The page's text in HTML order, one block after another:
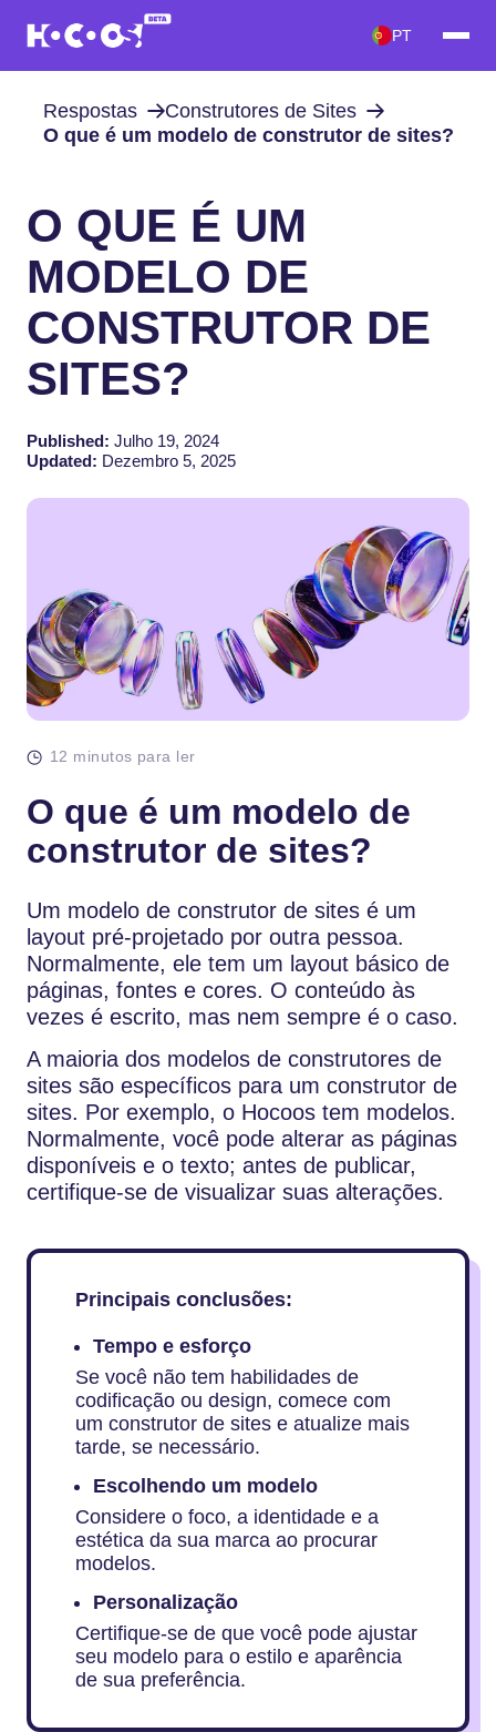
PT
Respostas
Construtores de Sites
O que é um modelo de construtor de sites?
O QUE É UM
MODELO DE
CONSTRUTOR DE
SITES?
Published: Julho 19, 2024
Updated: Dezembro 5, 2025
12 minutos para ler
O que é um modelo de
construtor de sites?
Um modelo de construtor de sites é um
layout pré-projetado por outra pessoa.
Normalmente, ele tem um layout básico de
páginas, fontes e cores. O conteúdo às
vezes é escrito, mas nem sempre é o caso.
A maioria dos modelos de construtores de
sites são específicos para um construtor de
sites. Por exemplo, o Hocoos tem modelos.
Normalmente, você pode alterar as páginas
disponíveis e o texto; antes de publicar,
certifique-se de visualizar suas alterações.
Principais conclusões:
Tempo e esforço
Se você não tem habilidades de
codificação ou design, comece com
um construtor de sites e atualize mais
tarde, se necessário.
Escolhendo um modelo
Considere o foco, a identidade e a
estética da sua marca ao procurar
modelos.
Personalização
Certifique-se de que você pode ajustar
seu modelo para o estilo e aparência
de sua preferência.